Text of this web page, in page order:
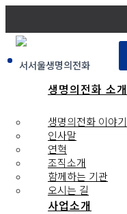
생명의전화 소개
생명의전화 이야기
인사말
연혁
조직소개
함께하는 기관
오시는 길
사업소개
서서울생명의전화
Life Line Seoseoul
커뮤니티